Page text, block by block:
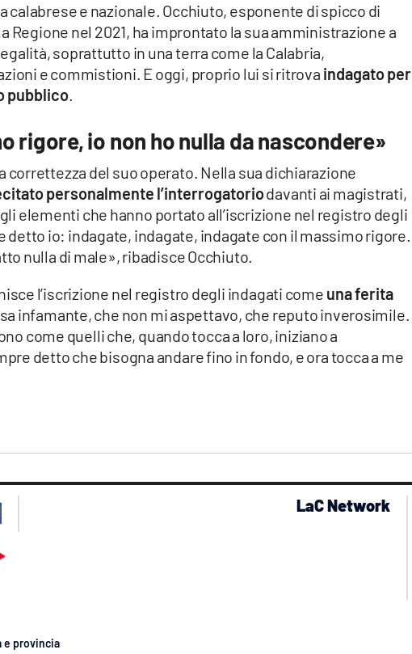
calabrese e nazionale. Occhiuto, esponente di spicco di
Regione nel 2021, ha improntato la sua amministrazione a
soprattutto in una terra come la Calabria,
e commistioni. E oggi, proprio lui si ritrova indagato per
pubblico.
rigore, io non ho nulla da nascondere»
correttezza del suo operato. Nella sua dichiarazione
personalmente l’interrogatoriodavanti ai magistrati,
elementi che hanno portato all’iscrizione nel registro degli
detto io: indagate, indagate, indagate con il massimo rigore.
nulla di male», ribadisce Occhiuto.
l’iscrizione nel registro degli indagati come una ferita
infamante, che non mi aspettavo, che reputo inverosimile.
come quelli che, quando tocca a loro, iniziano a
detto che bisogna andare fino in fondo, e ora tocca a me
LaC Network
e provincia